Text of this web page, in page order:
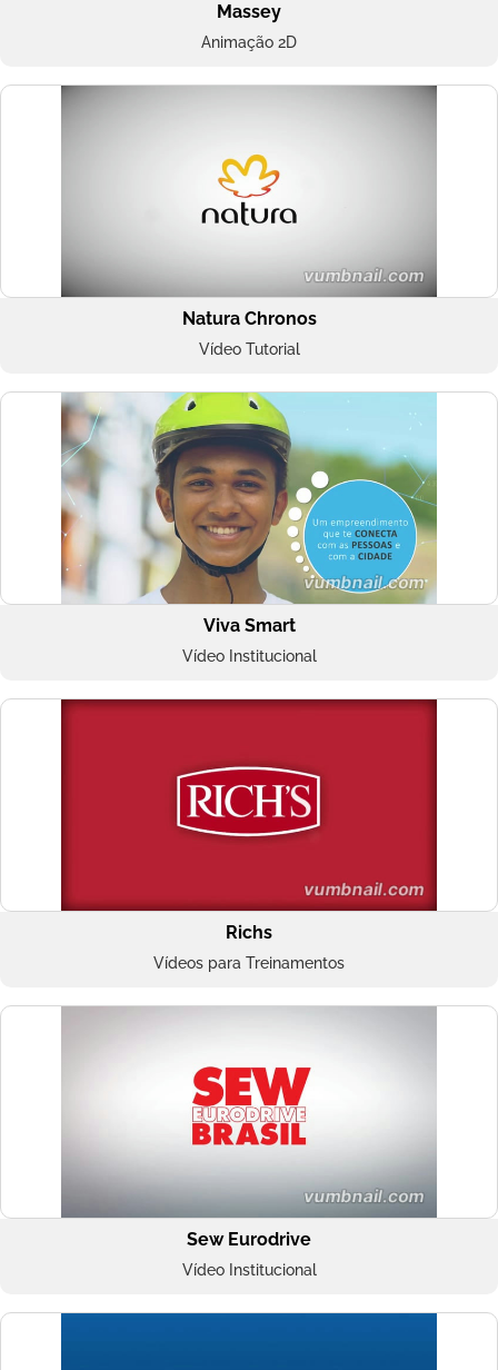
Massey
Animação 2D
Natura Chronos
Vídeo Tutorial
Viva Smart
Vídeo Institucional
Richs
Vídeos para Treinamentos
Sew Eurodrive
Vídeo Institucional